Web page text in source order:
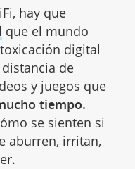
hay que
que el mundo
digital
de
y juegos que
tiempo.
se sienten si
aburren, irritan,